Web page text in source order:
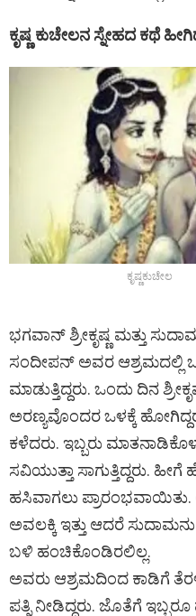
ಕೃಷ್ಣ ಕುಚೇಲನ ಸ್ನೇಹದ ಕಥೆ
ಕೃಷ್ಣಕುಚೇಲ
ಭಗವಾನ್ ಶ್ರೀಕೃಷ್ಣ ಮತ್ತು
ಸಂದೀಪನ್ ಅವರ ಆಶ್ರಮದಲ್ಲಿ
ಮಾಡುತ್ತಿದ್ದರು. ಒಂದು ದಿನ
ಅರಣ್ಯವೊಂದರ ಒಳಕ್ಕೆ
ಕಳೆದರು. ಇಬ್ಬರು
ಸವಿಯುತ್ತಾ ಸಾಗುತ್ತಿದ್ದರು. ಹೀಗೆ
ಹಸಿವಾಗಲು
ಅವಲಕ್ಕಿ ಇತ್ತು ಆದರೆ ಸುದಾಮನು
ಬಳಿ ಹಂಚಿಕೊಂಡಿರಲಿಲ್ಲ.
ಅವರು ಆಶ್ರಮದಿಂದ ಕಾಡಿಗೆ
ಪತ್ನಿ ನೀಡಿದ್ದರು. ಜೊತೆಗೆ